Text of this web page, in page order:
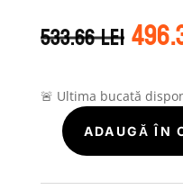
533.66lei
🚨 Ultima bucată
Cantitate
EUROALL
ADAUGĂ ÎN